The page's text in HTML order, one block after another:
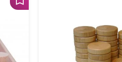
Lägg till i favoriter